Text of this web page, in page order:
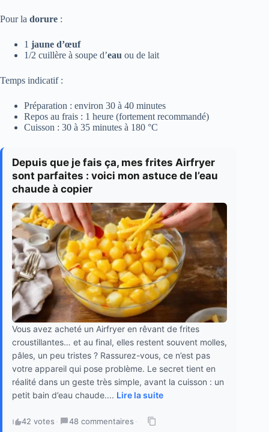
Pour la dorure :
1 jaune d’œuf
1/2 cuillère à soupe d’eau ou de lait
Temps indicatif :
Préparation : environ 30 à 40 minutes
Repos au frais : 1 heure (fortement recommandé)
Cuisson : 30 à 35 minutes à 180 °C
Depuis que je fais ça, mes frites Airfryer
sont parfaites : voici mon astuce de l’eau
chaude à copier
Vous avez acheté un Airfryer en rêvant de frites
croustillantes… et au final, elles restent souvent molles,
pâles, un peu tristes ? Rassurez-vous, ce n’est pas
votre appareil qui pose problème. Le secret tient en
réalité dans un geste très simple, avant la cuisson : un
petit bain d’eau chaude.... Lire la suite
42 votes · 48 commentaires ·